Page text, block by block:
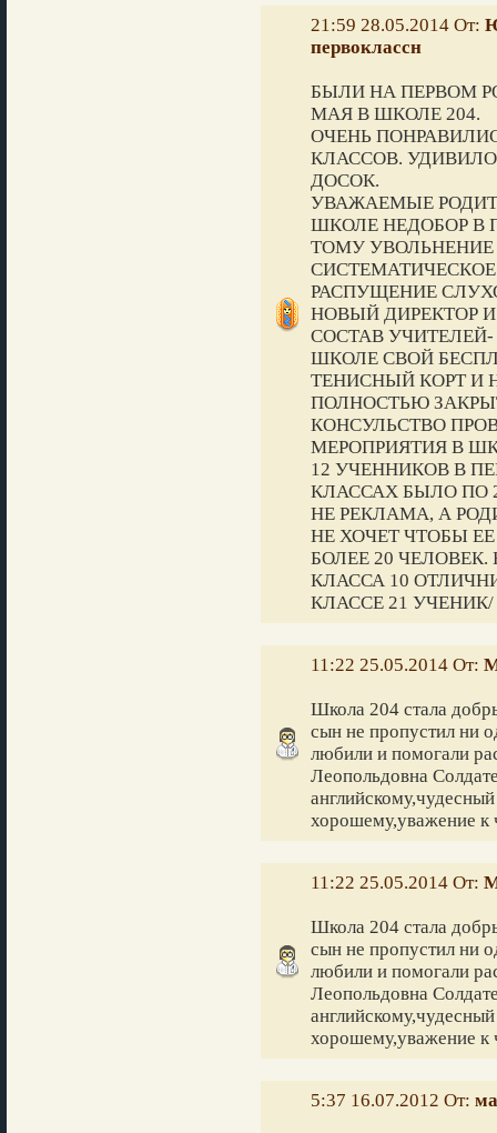
21:59 28.05.2014 От:
первоклассн
БЫЛИ НА ПЕРВОМ
МАЯ В ШКОЛЕ 204.
ОЧЕНЬ
КЛАССОВ.
ДОСОК.
УВАЖАЕМЫЕ
ШКОЛЕ НЕДОБОР В
ТОМУ
РАСПУЩЕНИЕ
НОВЫЙ ДИРЕКТОР
СОСТАВ
ШКОЛЕ СВОЙ
ТЕНИСНЫЙ КОРТ И
ПОЛНОСТЬЮ
КОНСУЛЬСТВО
МЕРОПРИЯТИЯ В
12 УЧЕННИКОВ В
КЛАССАХ БЫЛО ПО
НЕ РЕКЛАМА, А
НЕ ХОЧЕТ ЧТОБЫ
БОЛЕЕ 20
КЛАССА 10
КЛАССЕ 21 УЧЕНИК/
11:22 25.05.2014 От:
Школа 204 стала
сын не пропустил ни
любили и помогали
Леопольдовна
хорошему,уважение к
11:22 25.05.2014 От:
Школа 204 стала
сын не пропустил ни
любили и помогали
Леопольдовна
хорошему,уважение к
5:37 16.07.2012 От: